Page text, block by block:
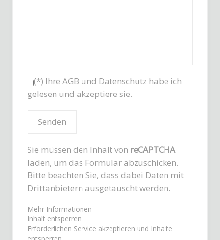
(*) Ihre AGB und Datenschutz habe ich
gelesen und akzeptiere sie.
Sie müssen den Inhalt von reCAPTCHA
laden, um das Formular abzuschicken.
Bitte beachten Sie, dass dabei Daten mit
Drittanbietern ausgetauscht werden.
Mehr Informationen
Inhalt entsperren
Erforderlichen Service akzeptieren und Inhalte